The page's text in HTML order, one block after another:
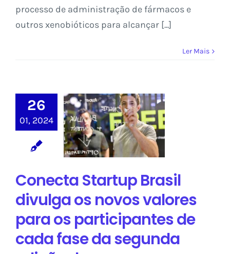
processo de administração de fármacos e
outros xenobióticos para alcançar [...]
Ler Mais
26
01, 2024
Brasil divulga os
novos valores
para os
participantes de
cada fase da
do programa
Sem categoria
Conecta Startup Brasil
divulga os novos valores
para os participantes de
cada fase da segunda